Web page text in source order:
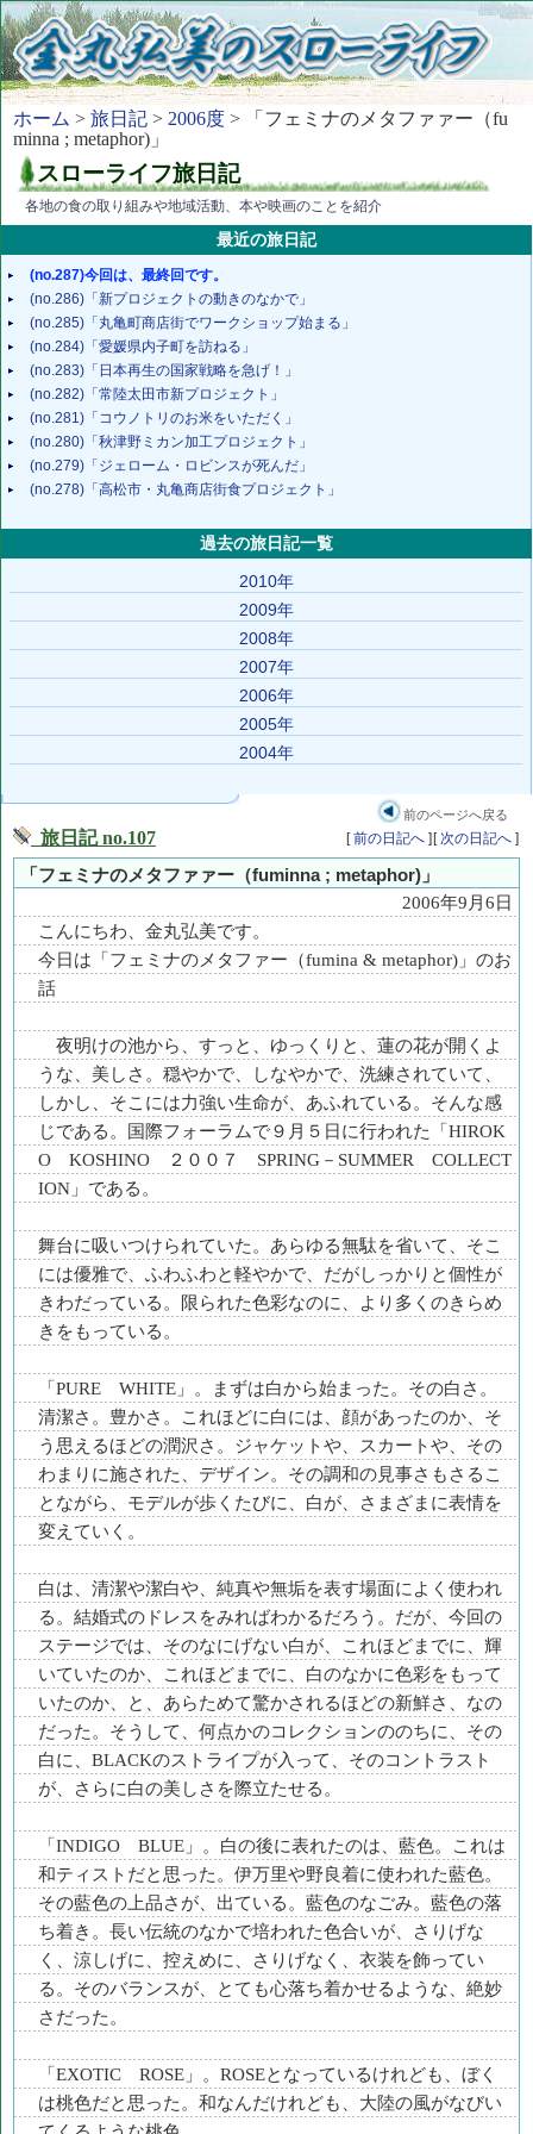
ホーム > 旅日記 > 2006度 > 「フェミナのメタファァー（fu
minna ; metaphor)」
スローライフ旅日記
各地の食の取り組みや地域活動、本や映画のことを紹介
最近の旅日記
(no.287)今回は、最終回です。
(no.286)「新プロジェクトの動きのなかで」
(no.285)「丸亀町商店街でワークショップ始まる」
(no.284)「愛媛県内子町を訪ねる」
(no.283)「日本再生の国家戦略を急げ！」
(no.282)「常陸太田市新プロジェクト」
(no.281)「コウノトリのお米をいただく」
(no.280)「秋津野ミカン加工プロジェクト」
(no.279)「ジェローム・ロビンスが死んだ」
(no.278)「高松市・丸亀商店街食プロジェクト」
過去の旅日記一覧
2010年
2009年
2008年
2007年
2006年
2005年
2004年
前のページへ戻る
旅日記 no.107 [前の日記へ ] [ 次の日記へ ]
「フェミナのメタファァー（fuminna ; metaphor)」
2006年9月6日
こんにちわ、金丸弘美です。
今日は「フェミナのメタファー（fumina & metaphor)」のお
話
夜明けの池から、すっと、ゆっくりと、蓮の花が開くよ
うな、美しさ。穏やかで、しなやかで、洗練されていて、
しかし、そこには力強い生命が、あふれている。そんな感
じである。国際フォーラムで９月５日に行われた「HIROK
O KOSHINO ２００７ SPRING－SUMMER COLLECT
ION」である。
舞台に吸いつけられていた。あらゆる無駄を省いて、そこ
には優雅で、ふわふわと軽やかで、だがしっかりと個性が
きわだっている。限られた色彩なのに、より多くのきらめ
きをもっている。
「PURE WHITE」。まずは白から始まった。その白さ。
清潔さ。豊かさ。これほどに白には、顔があったのか、そ
う思えるほどの潤沢さ。ジャケットや、スカートや、その
わまりに施された、デザイン。その調和の見事さもさるこ
とながら、モデルが歩くたびに、白が、さまざまに表情を
変えていく。
白は、清潔や潔白や、純真や無垢を表す場面によく使われ
る。結婚式のドレスをみればわかるだろう。だが、今回の
ステージでは、そのなにげない白が、これほどまでに、輝
いていたのか、これほどまでに、白のなかに色彩をもって
いたのか、と、あらためて驚かされるほどの新鮮さ、なの
だった。そうして、何点かのコレクションののちに、その
白に、BLACKのストライプが入って、そのコントラスト
が、さらに白の美しさを際立たせる。
「INDIGO BLUE」。白の後に表れたのは、藍色。これは
和ティストだと思った。伊万里や野良着に使われた藍色。
その藍色の上品さが、出ている。藍色のなごみ。藍色の落
ち着き。長い伝統のなかで培われた色合いが、さりげな
く、涼しげに、控えめに、さりげなく、衣装を飾ってい
る。そのバランスが、とても心落ち着かせるような、絶妙
さだった。
「EXOTIC ROSE」。ROSEとなっているけれども、ぼく
は桃色だと思った。和なんだけれども、大陸の風がなびい